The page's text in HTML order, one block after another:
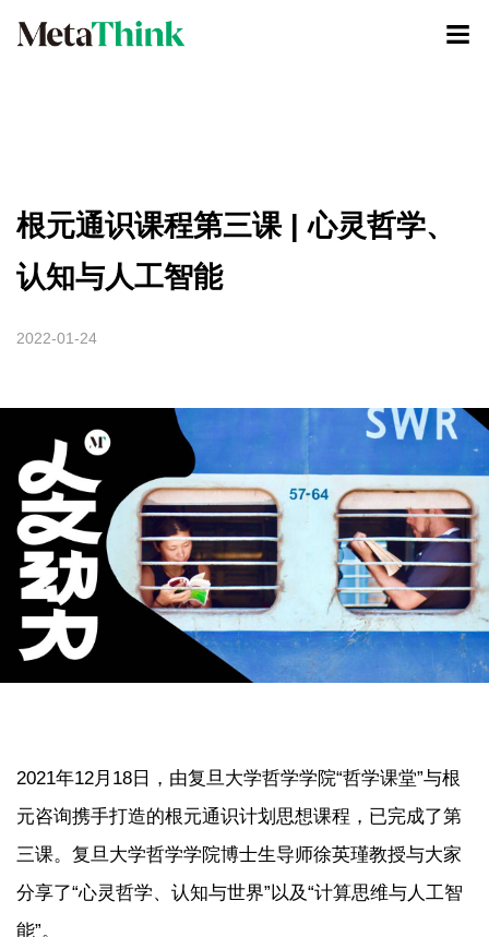
根元通识课程第三课 | 心灵哲学、
认知与人工智能
2022-01-24
2021年12月18日，由复旦大学哲学学院“哲学课堂”与根
元咨询携手打造的根元通识计划思想课程，已完成了第
三课。复旦大学哲学学院博士生导师徐英瑾教授与大家
分享了“心灵哲学、认知与世界”以及“计算思维与人工智
能”。